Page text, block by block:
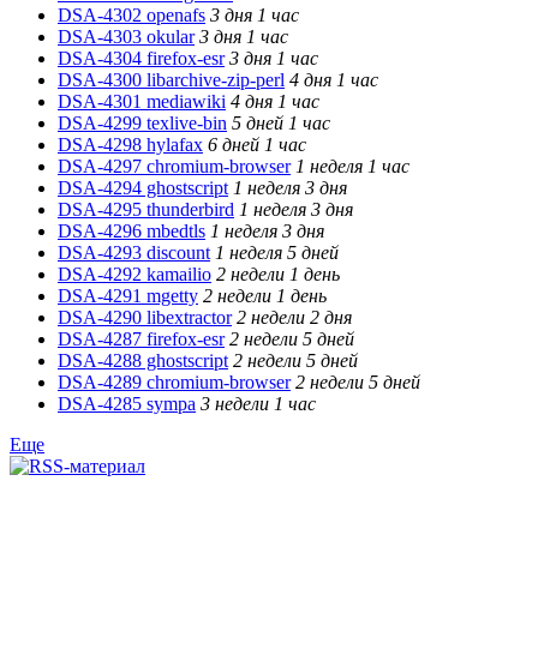
DSA-4302 openafs 3 дня 1 час
DSA-4303 okular 3 дня 1 час
DSA-4304 firefox-esr 3 дня 1 час
DSA-4300 libarchive-zip-perl 4 дня 1 час
DSA-4301 mediawiki 4 дня 1 час
DSA-4299 texlive-bin 5 дней 1 час
DSA-4298 hylafax 6 дней 1 час
DSA-4297 chromium-browser 1 неделя 1 час
DSA-4294 ghostscript 1 неделя 3 дня
DSA-4295 thunderbird 1 неделя 3 дня
DSA-4296 mbedtls 1 неделя 3 дня
DSA-4293 discount 1 неделя 5 дней
DSA-4292 kamailio 2 недели 1 день
DSA-4291 mgetty 2 недели 1 день
DSA-4290 libextractor 2 недели 2 дня
DSA-4287 firefox-esr 2 недели 5 дней
DSA-4288 ghostscript 2 недели 5 дней
DSA-4289 chromium-browser 2 недели 5 дней
DSA-4285 sympa 3 недели 1 час
Еще